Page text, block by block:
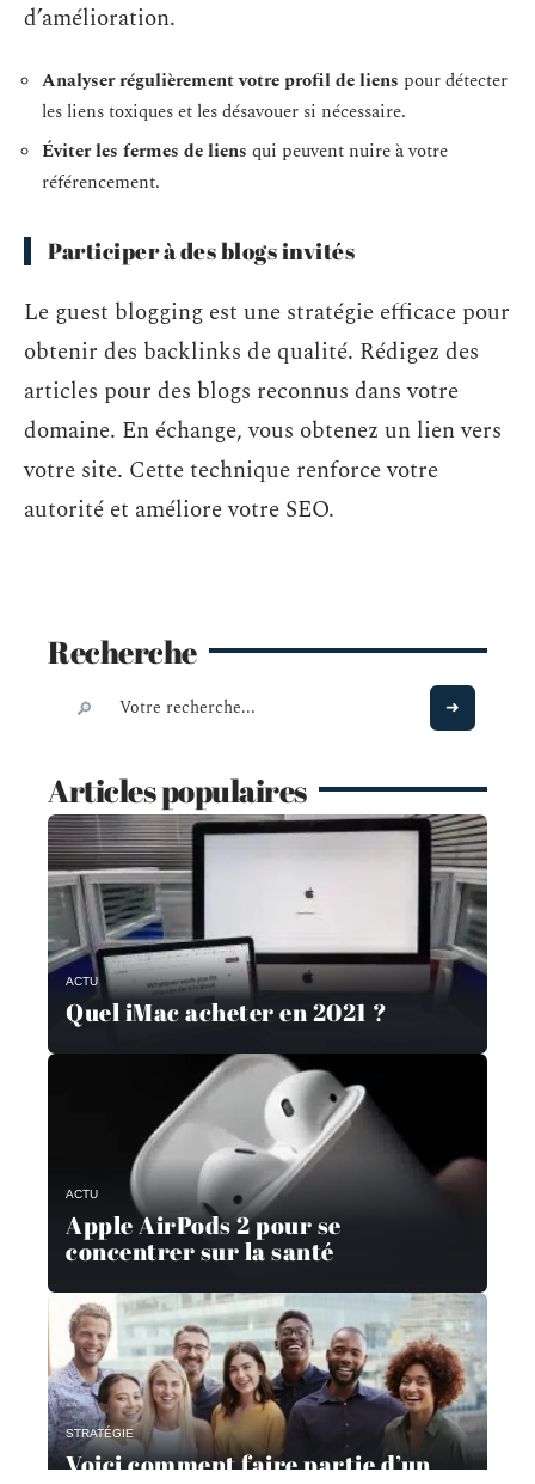
d’amélioration.
Analyser régulièrement votre profil de liens pour détecter
les liens toxiques et les désavouer si nécessaire.
Éviter les fermes de liens qui peuvent nuire à votre
référencement.
Participer à des blogs invités
Le guest blogging est une stratégie efficace pour
obtenir des backlinks de qualité. Rédigez des
articles pour des blogs reconnus dans votre
domaine. En échange, vous obtenez un lien vers
votre site. Cette technique renforce votre
autorité et améliore votre SEO.
Recherche
Articles populaires
ACTU
Quel iMac acheter en 2021 ?
ACTU
Apple AirPods 2 pour se
concentrer sur la santé
STRATÉGIE
Voici comment faire partie d’un